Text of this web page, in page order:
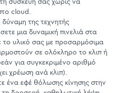
cloud.
της τεχνητής
μια δυναμική πινελιά στα
υλικό σας με προσαρμόσιμα
σε ολόκληρο το κλιπ ή
για συγκεκριμένο αριθμό
χρέωση ανά κλιπ).
ένα εφέ θόλωσης κίνησης στην